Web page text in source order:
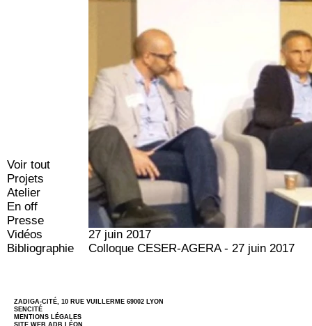
Voir tout
Projets
Atelier
En off
Presse
Vidéos
Bibliographie
27 juin 2017
Colloque CESER-AGERA - 27 juin 2017
ZADIGA-CITÉ, 10 RUE VUILLERME 69002 LYON
SENCITÉ
MENTIONS LÉGALES
SITE WEBADB LÉON